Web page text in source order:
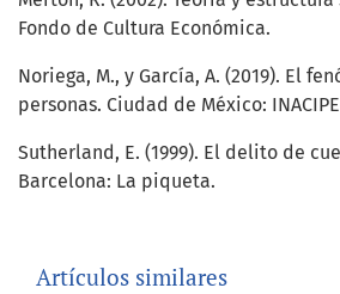
Fondo de Cultura Económica.
Noriega, M., y García, A. (2019). El
personas. Ciudad de México:
Sutherland, E. (1999). El delito de
Barcelona: La piqueta.
Artículos similares